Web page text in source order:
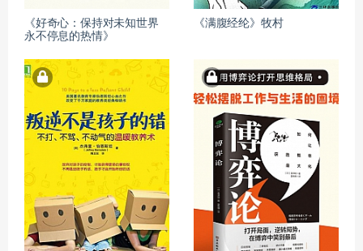
《好奇心：保持对未知世界
永不停息的热情》
《满腹经纶》牧村